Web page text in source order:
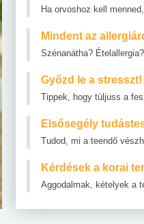
Ha orvoshoz kell
Mindent az
Szénanátha?
Győzd le a stresszt!
Tippek, hogy túljuss a
Elsősegély
Tudod, mi a teendő
Kérdések a korai
Aggodalmak, kételyek a